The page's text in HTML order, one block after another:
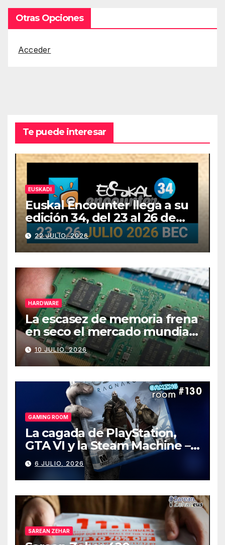
Otras Opciones
Acceder
Te puede interesar
EUSKADI
Euskal Encounter llega a su
edición 34, del 23 al 26 de
julio
22 JULIO, 2026
HARDWARE
La escasez de memoria frena
en seco el mercado mundial
de PCs
10 JULIO, 2026
GAMING ROOM
La cagada de PlayStation,
GTA VI y la Steam Machine –
Gaming Room #130
6 JULIO, 2026
SAREAN ZEHAR